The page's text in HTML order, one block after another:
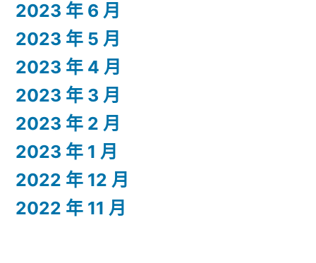
2023 年 6 月
2023 年 5 月
2023 年 4 月
2023 年 3 月
2023 年 2 月
2023 年 1 月
2022 年 12 月
2022 年 11 月